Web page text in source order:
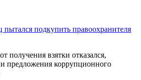
подкупить правоохранителя
получения взятки отказался,
предложения коррупционного